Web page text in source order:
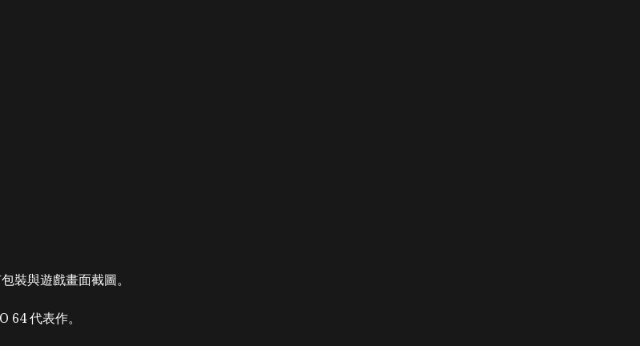
裝與遊戲畫面截圖。
代表作。